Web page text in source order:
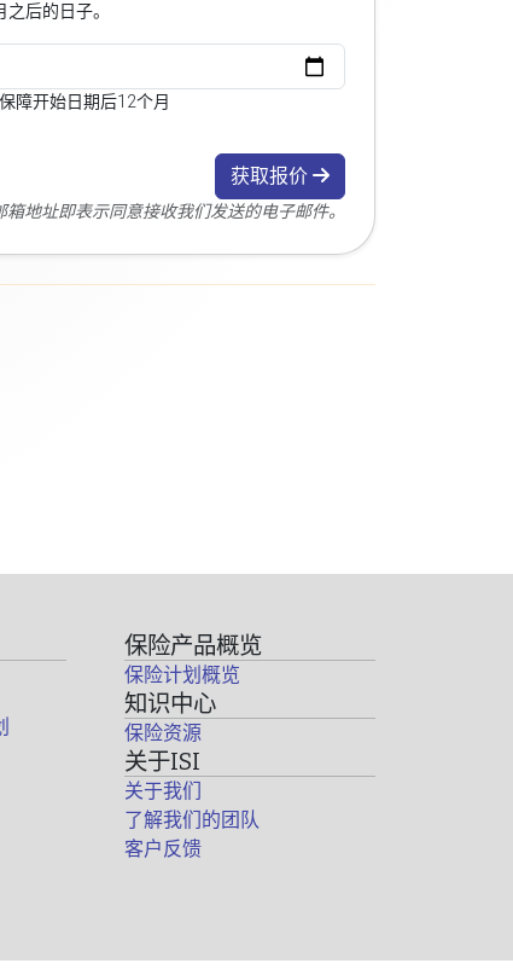
后的日子。
障开始日期后12个月
获取报价
箱地址即表示同意接收我们发送的电子邮件。
保险产品概览
保险计划概览
知识中心
保险资源
关于ISI
关于我们
了解我们的团队
客户反馈